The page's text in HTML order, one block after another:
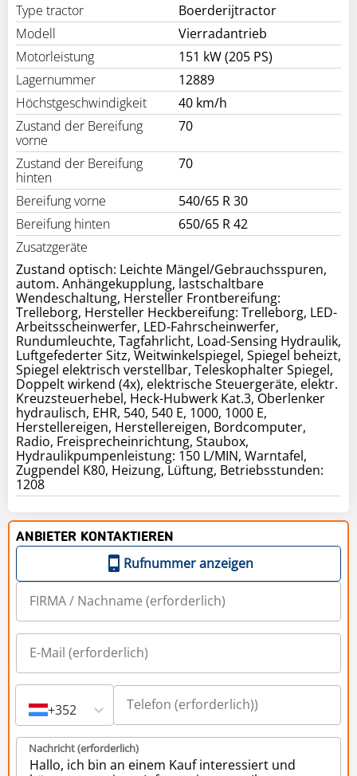
Type tractor
Boerderijtractor
Modell
Vierradantrieb
Motorleistung
151 kW (205 PS)
Lagernummer
12889
Höchstgeschwindigkeit
40 km/h
Zustand der Bereifung
vorne
70
Zustand der Bereifung
hinten
70
Bereifung vorne
540/65 R 30
Bereifung hinten
650/65 R 42
Zusatzgeräte
Zustand optisch: Leichte Mängel/Gebrauchsspuren,
autom. Anhängekupplung, lastschaltbare
Wendeschaltung, Hersteller Frontbereifung:
Trelleborg, Hersteller Heckbereifung: Trelleborg, LED-
Arbeitsscheinwerfer, LED-Fahrscheinwerfer,
Rundumleuchte, Tagfahrlicht, Load-Sensing Hydraulik,
Luftgefederter Sitz, Weitwinkelspiegel, Spiegel beheizt,
Spiegel elektrisch verstellbar, Teleskophalter Spiegel,
Doppelt wirkend (4x), elektrische Steuergeräte, elektr.
Kreuzsteuerhebel, Heck-Hubwerk Kat.3, Oberlenker
hydraulisch, EHR, 540, 540 E, 1000, 1000 E,
Herstellereigen, Herstellereigen, Bordcomputer,
Radio, Freisprecheinrichtung, Staubox,
Hydraulikpumpenleistung: 150 L/MIN, Warntafel,
Zugpendel K80, Heizung, Lüftung, Betriebsstunden:
1208
ANBIETER KONTAKTIEREN
Rufnummer anzeigen
+352
Nachricht (erforderlich)